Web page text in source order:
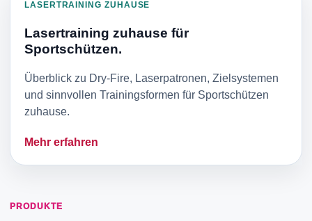
LASERTRAINING ZUHAUSE
Lasertraining zuhause für
Sportschützen.
Überblick zu Dry-Fire, Laserpatronen, Zielsystemen
und sinnvollen Trainingsformen für Sportschützen
zuhause.
Mehr erfahren
PRODUKTE